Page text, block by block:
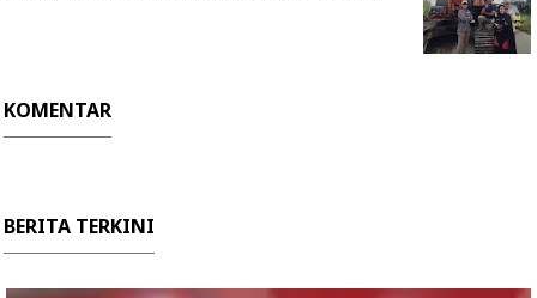
KOMENTAR
BERITA TERKINI